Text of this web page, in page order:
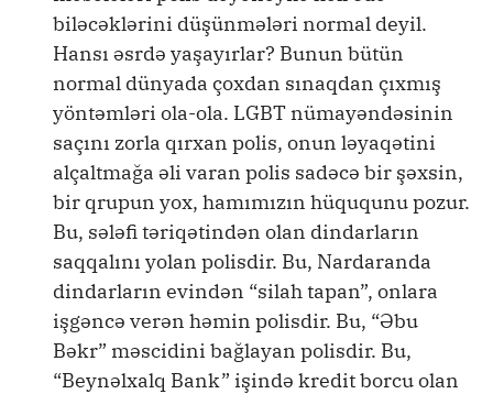
biləcəklərini düşünmələri normal deyil.
Hansı əsrdə yaşayırlar? Bunun bütün
normal dünyada çoxdan sınaqdan çıxmış
yöntəmləri ola-ola. LGBT nümayəndəsinin
saçını zorla qırxan polis, onun ləyaqətini
alçaltmağa əli varan polis sadəcə bir şəxsin,
bir qrupun yox, hamımızın hüququnu pozur.
Bu, sələfi təriqətindən olan dindarların
saqqalını yolan polisdir. Bu, Nardaranda
dindarların evindən “silah tapan”, onlara
işgəncə verən həmin polisdir. Bu, “Əbu
Bəkr” məscidini bağlayan polisdir. Bu,
“Beynəlxalq Bank” işində kredit borcu olan